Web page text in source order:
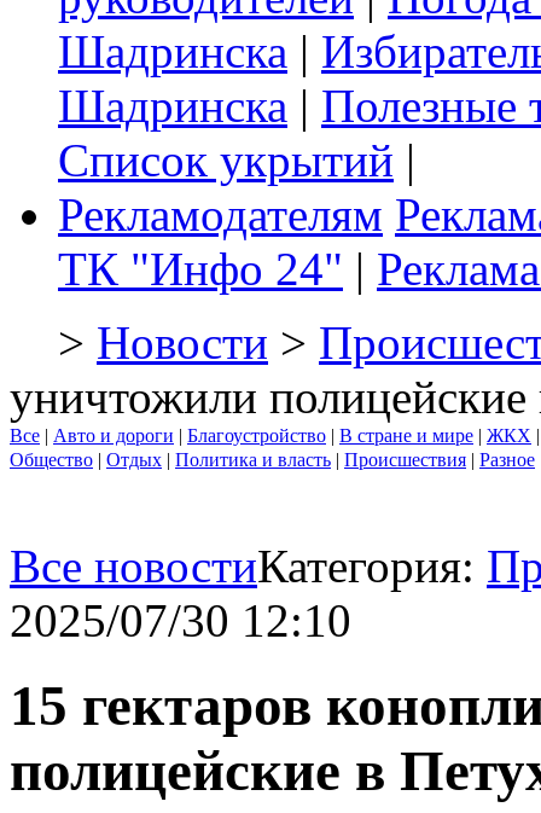
Шадринска |
Шадринска | Полезные
Список укрытий |
Рекламодателям
ТК "Инфо 24" |
> Новости >
уничтожили
Все | Авто и дороги | Благоустройство | В стране и мире | ЖКХ
Общество | Отдых | Политика и власть | Происшествия | Разное
Все новостиКатегория:
2025/07/30 12:10
15 гектаров
полицейские в